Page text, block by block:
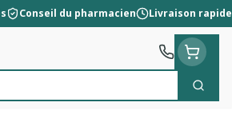
Conseil du pharmacien Livraison rapide